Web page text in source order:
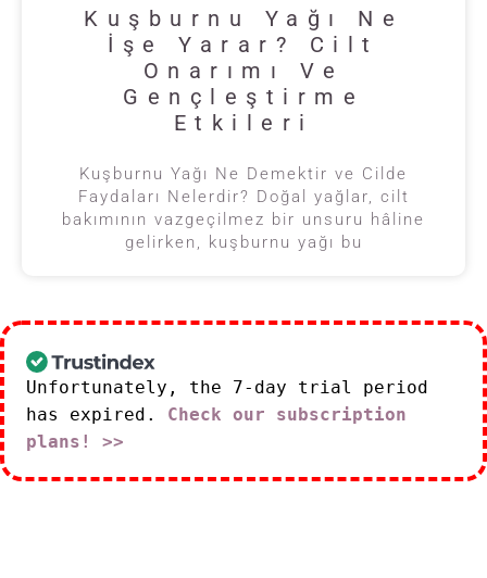
Kuşburnu Yağı Ne
İşe Yarar? Cilt
Onarımı Ve
Gençleştirme
Etkileri
Kuşburnu Yağı Ne Demektir ve Cilde
Faydaları Nelerdir? Doğal yağlar, cilt
bakımının vazgeçilmez bir unsuru hâline
gelirken, kuşburnu yağı bu
Unfortunately, the 7-day trial period
has expired. Check our subscription
plans! >>